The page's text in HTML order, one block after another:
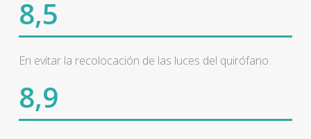
8,5
En evitar la recolocación de las luces del quirófano.
8,9